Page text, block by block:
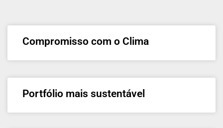
Compromisso com o Clima
Portfólio mais sustentável